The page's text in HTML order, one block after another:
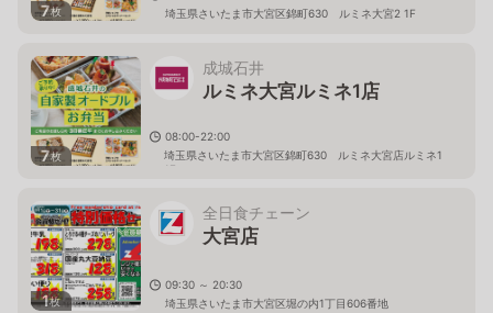
7枚
埼玉県さいたま市大宮区錦町630 ルミネ大宮2 1F
7枚
成城石井
ルミネ大宮ルミネ1店
08:00-22:00
埼玉県さいたま市大宮区錦町630 ルミネ大宮店ルミネ1
1F
1枚
全日食チェーン
大宮店
09:30 ～ 20:30
埼玉県さいたま市大宮区堀の内1丁目606番地